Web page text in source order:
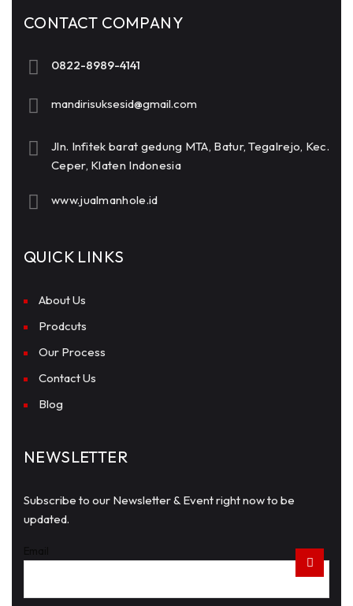
CONTACT COMPANY
0822-8989-4141
mandirisuksesid@gmail.com
Jln. Infitek barat gedung MTA, Batur, Tegalrejo, Kec.
Ceper, Klaten Indonesia
www.jualmanhole.id
QUICK LINKS
About Us
Prodcuts
Our Process
Contact Us
Blog
NEWSLETTER
Subscribe to our Newsletter & Event right now to be
updated.